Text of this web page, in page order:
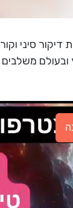
דיקור סיני
ובעולם